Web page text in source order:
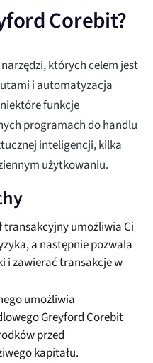
Corebit?
których celem jest
i automatyzacja
funkcje
programach do handlu
inteligencji, kilka
użytkowaniu.
umożliwia Ci
a następnie pozwala
i zawierać transakcje w
umożliwia
Greyford Corebit
przed
kapitału.